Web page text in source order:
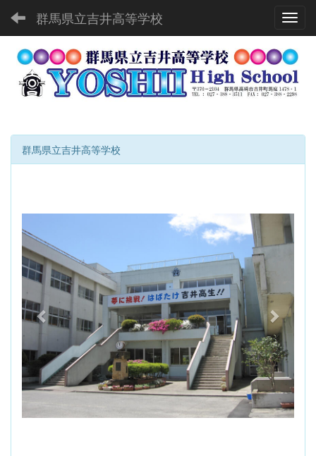
群馬県立吉井高等学校
群馬県立吉井高等学校
v
i
o
u
s
t